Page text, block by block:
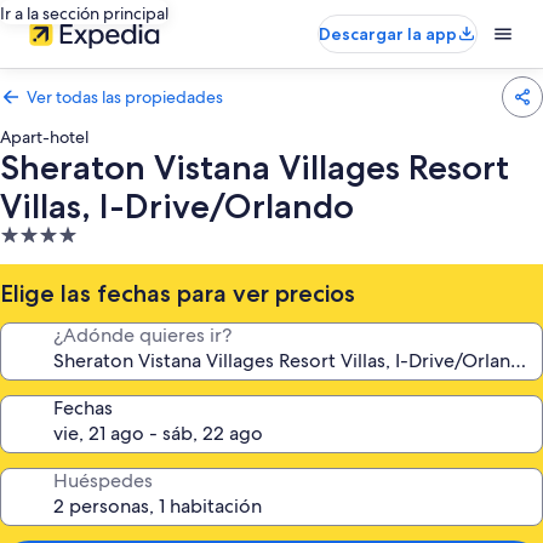
Ir a la sección principal
Descargar la app
Ver todas las propiedades
Apart-hotel
Sheraton Vistana Villages Resort
Villas, I-Drive/Orlando
Propiedad
de
4.0
estrellas
Elige las fechas para ver precios
¿Adónde quieres ir?
Fechas
Huéspedes